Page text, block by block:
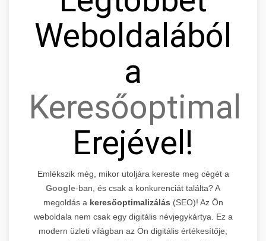
Weboldalából
a
Erejével!
Emlékszik még, mikor utoljára kereste meg cégét a
Google-ban, és csak a konkurenciát találta? A
megoldás a keresőoptimalizálás (SEO)! Az Ön
weboldala nem csak egy digitális névjegykártya. Ez a
modern üzleti világban az Ön digitális értékesítője,